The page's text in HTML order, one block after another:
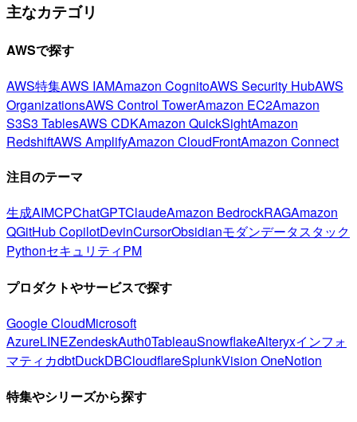
主なカテゴリ
AWSで探す
AWS特集AWS IAMAmazon CognitoAWS Security HubAWS
OrganizationsAWS Control TowerAmazon EC2Amazon
S3S3 TablesAWS CDKAmazon QuickSightAmazon
RedshiftAWS AmplifyAmazon CloudFrontAmazon Connect
注目のテーマ
生成AIMCPChatGPTClaudeAmazon BedrockRAGAmazon
QGitHub CopilotDevinCursorObsidianモダンデータスタック
PythonセキュリティPM
プロダクトやサービスで探す
Google CloudMicrosoft
AzureLINEZendeskAuth0TableauSnowflakeAlteryxインフォ
マティカdbtDuckDBCloudflareSplunkVision OneNotion
特集やシリーズから探す